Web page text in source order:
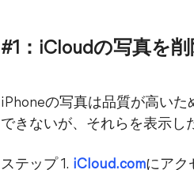
#1：iCloudの写真を削
iPhoneの写真は品質が高い
できないが、それらを表示し
ステップ 1. iCloud.comにアク